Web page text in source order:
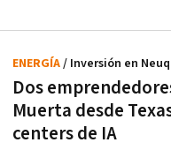
Dos
Muerta desde
centers de IA
ENERGÍA/ Inversión en